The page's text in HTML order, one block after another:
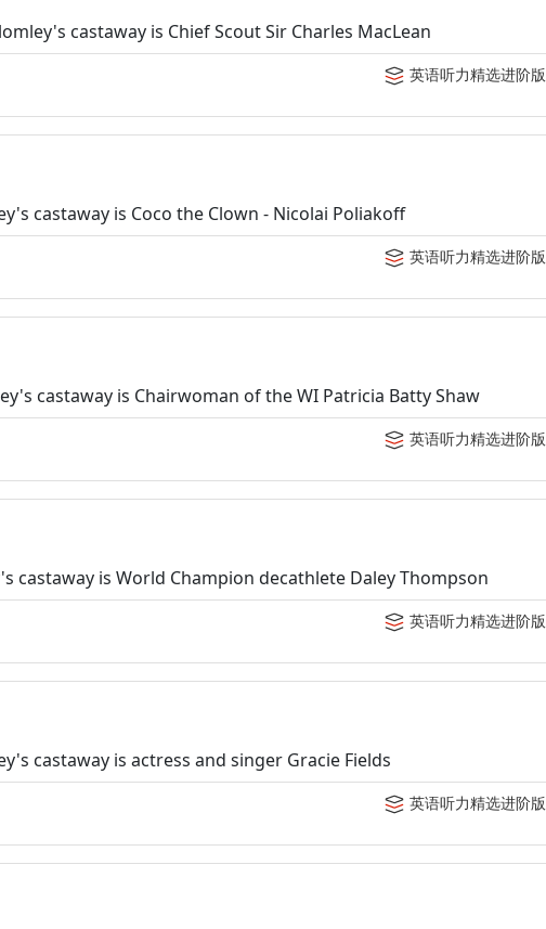
castaway is Chief Scout Sir Charles MacLean
英语听力精选进阶版
castaway is Coco the Clown - Nicolai Poliakoff
英语听力精选进阶版
castaway is Chairwoman of the WI Patricia Batty Shaw
英语听力精选进阶版
castaway is World Champion decathlete Daley Thompson
英语听力精选进阶版
castaway is actress and singer Gracie Fields
英语听力精选进阶版